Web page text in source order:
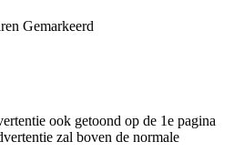
Gemarkeerd
ook getoond op de 1e pagina
zal boven de normale